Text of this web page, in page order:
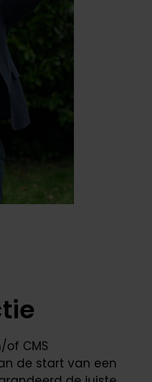
CMS
de start van een